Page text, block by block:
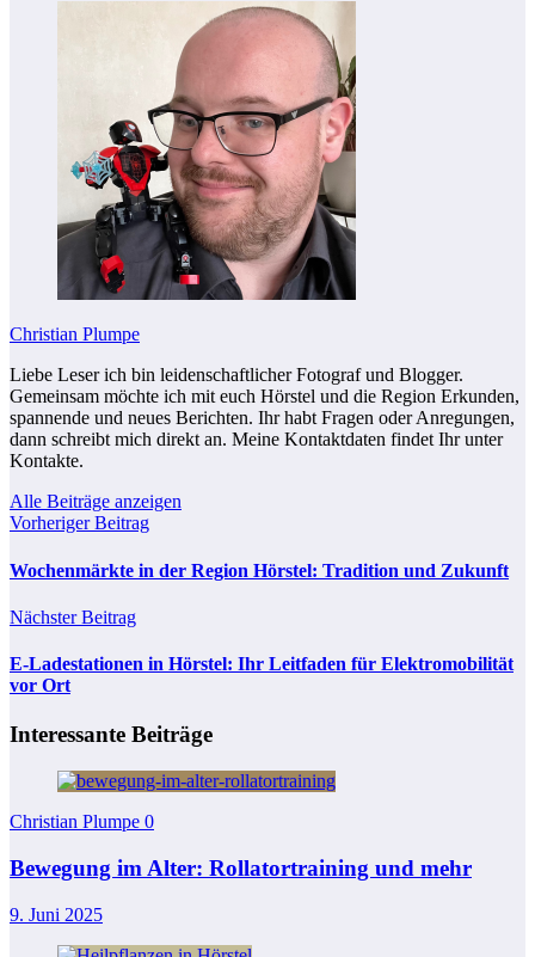
Christian Plumpe
Liebe Leser ich bin leidenschaftlicher Fotograf und Blogger.
Gemeinsam möchte ich mit euch Hörstel und die Region Erkunden,
spannende und neues Berichten. Ihr habt Fragen oder Anregungen,
dann schreibt mich direkt an. Meine Kontaktdaten findet Ihr unter
Kontakte.
Alle Beiträge anzeigen
Vorheriger Beitrag
Wochenmärkte in der Region Hörstel: Tradition und Zukunft
Nächster Beitrag
E-Ladestationen in Hörstel: Ihr Leitfaden für Elektromobilität
vor Ort
Interessante Beiträge
Christian Plumpe 0
Bewegung im Alter: Rollatortraining und mehr
9. Juni 2025